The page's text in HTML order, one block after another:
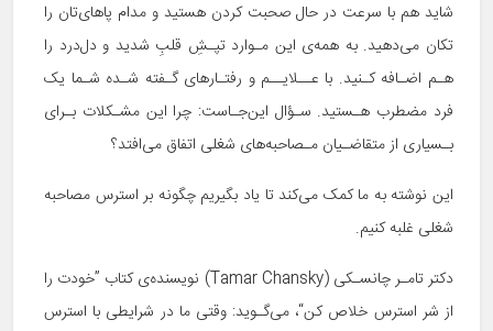
شاید هم با سرعت در حال صحبت کردن هستید و مدام پاهای‌تان را
تکان می‌دهید. به همه‌ی این مـوارد تپـشِ قلبِ شدید و دل‌درد را
هـم اضـافه کـنید. با عــلایــم و رفتـارهای گـفته شـده شـما یک
فرد مضطرب هـستید. سـؤال این‌جـاست: چرا این مشـکلات بـرای
بـسیاری از متقاضـیان مـصاحبه‌های‌ شغلی اتفاق می‌افتد؟
این نوشته به ما کمک می‌کند تا یاد بگیریم چگونه بر استرس مصاحبه
شغلی غلبه کنیم.
دکتر تامـر چانسـکی (Tamar Chansky) نویسنده‌ی کتاب ”خودت را
از شر استرس خلاص کن“، می‌گـوید: وقتی ما در شرایطی با استرس